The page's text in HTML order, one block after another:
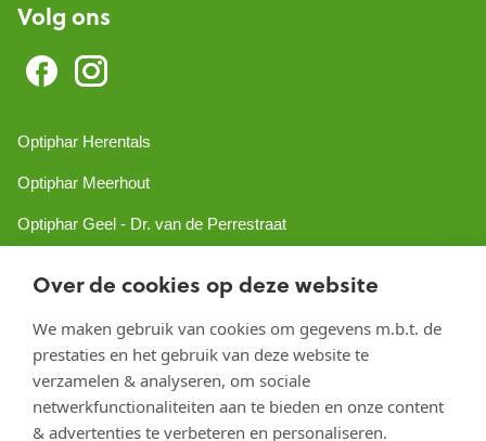
Over de cookies op deze website
We maken gebruik van cookies om gegevens m.b.t. de
prestaties en het gebruik van deze website te
verzamelen & analyseren, om sociale
netwerkfunctionaliteiten aan te bieden en onze content
& advertenties te verbeteren en personaliseren.
Volg ons
Optiphar Herentals
Optiphar Meerhout
Optiphar Geel - Dr. van de Perrestraat
Optiphar Mol
Copyright 2026 optiphar.com. Alle rechten voorbehouden